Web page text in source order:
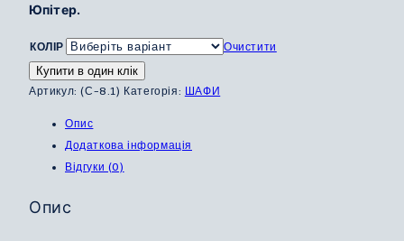
Юпітер.
КОЛІР Очистити
Купити в один клік
Артикул:(С-8.1) Категорія: ШАФИ
Опис
Додаткова інформація
Відгуки (0)
Опис